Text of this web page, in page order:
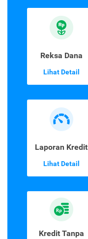
Reksa Dana
Lihat Detail
Laporan Kredit
Lihat Detail
Kredit Tanpa